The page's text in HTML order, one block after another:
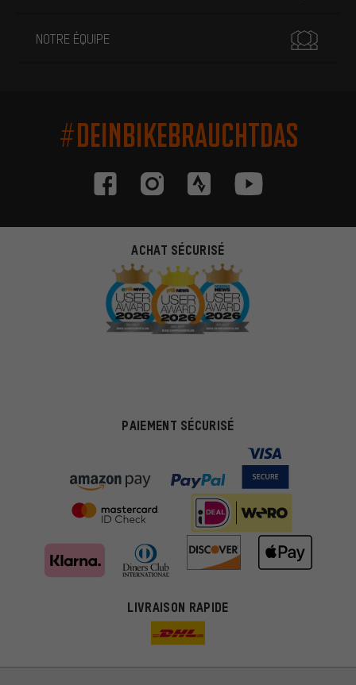
NOTRE ÉQUIPE
#DEINBIKEBRAUCHTDAS
ACHAT SÉCURISÉ
PAIEMENT SÉCURISÉ
LIVRAISON RAPIDE